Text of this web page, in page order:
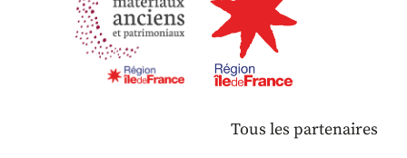
Tous les partenaires